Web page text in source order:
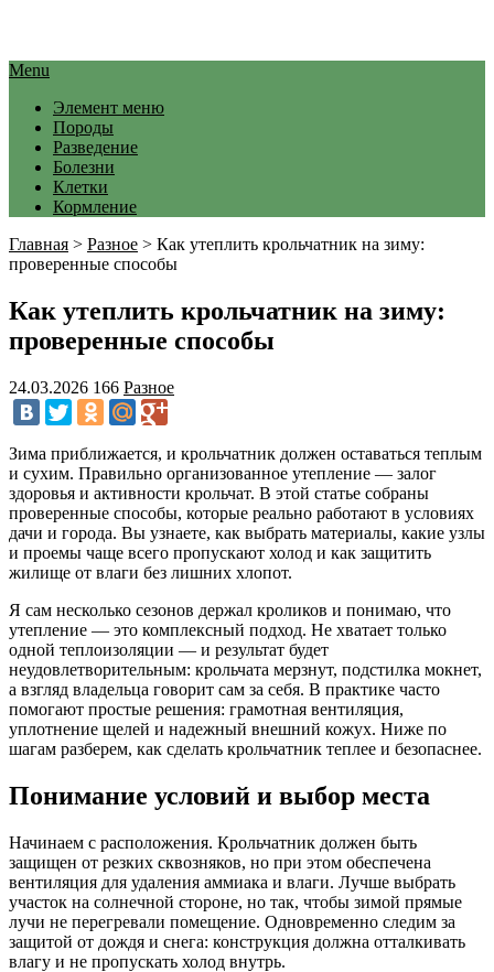
Menu
Элемент меню
Породы
Разведение
Болезни
Клетки
Кормление
Главная > Разное > Как утеплить крольчатник на зиму:
проверенные способы
Как утеплить крольчатник на зиму:
проверенные способы
24.03.2026 166 Разное
Зима приближается, и крольчатник должен оставаться теплым
и сухим. Правильно организованное утепление — залог
здоровья и активности крольчат. В этой статье собраны
проверенные способы, которые реально работают в условиях
дачи и города. Вы узнаете, как выбрать материалы, какие узлы
и проемы чаще всего пропускают холод и как защитить
жилище от влаги без лишних хлопот.
Я сам несколько сезонов держал кроликов и понимаю, что
утепление — это комплексный подход. Не хватает только
одной теплоизоляции — и результат будет
неудовлетворительным: крольчата мерзнут, подстилка мокнет,
а взгляд владельца говорит сам за себя. В практике часто
помогают простые решения: грамотная вентиляция,
уплотнение щелей и надежный внешний кожух. Ниже по
шагам разберем, как сделать крольчатник теплее и безопаснее.
Понимание условий и выбор места
Начинаем с расположения. Крольчатник должен быть
защищен от резких сквозняков, но при этом обеспечена
вентиляция для удаления аммиака и влаги. Лучше выбрать
участок на солнечной стороне, но так, чтобы зимой прямые
лучи не перегревали помещение. Одновременно следим за
защитой от дождя и снега: конструкция должна отталкивать
влагу и не пропускать холод внутрь.